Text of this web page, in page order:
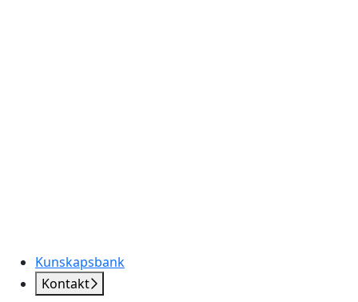
Kunskapsbank
Kontakt